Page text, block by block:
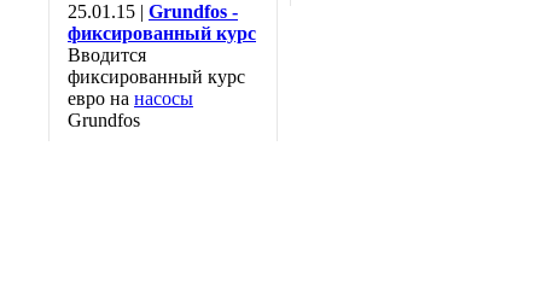
25.01.15 | Grundfos -
фиксированный курс
Вводится
фиксированный курс
евро на насосы
Grundfos